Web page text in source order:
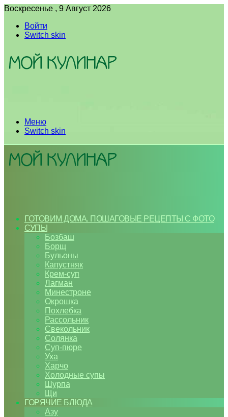
Воскресенье , 9 Август 2026
Войти
Switch skin
Меню
Switch skin
ГОТОВИМ ДОМА. ПОШАГОВЫЕ РЕЦЕПТЫ С ФОТО
СУПЫ
Бозбаш
Борщ
Бульоны
Капустняк
Крем-суп
Лагман
Минестроне
Окрошка
Похлебка
Рассольник
Свекольник
Солянка
Суп-пюре
Уха
Харчо
Холодные супы
Шурпа
Щи
ГОРЯЧИЕ БЛЮДА
Азу